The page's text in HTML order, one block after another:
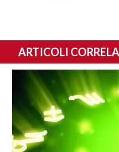
ARTICOLI